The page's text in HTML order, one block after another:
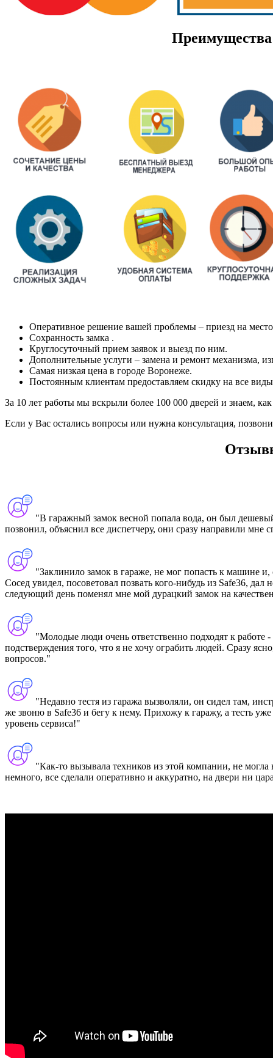
Преимущества
Оперативное решение вашей проблемы – приезд на
Сохранность замка .
Круглосуточный прием заявок и выезд по ним.
Дополнительные услуги – замена и ремонт механизма,
Самая низкая цена в городе Воронеже.
Постоянным клиентам предоставляем скидку на все виды
За 10 лет работы мы вскрыли более 100 000 дверей и знаем,
Если у Вас остались вопросы или нужна консультация,
"В гаражный замок весной попала вода, он был
позвонил, объяснил все диспетчеру, они сразу направили мне
"Заклинило замок в гараже, не мог попасть к машине и,
Сосед увидел, посоветовал позвать кого-нибудь из Safe36,
следующий день поменял мне мой дурацкий замок на
"Молодые люди очень ответственно подходят к работе
подстверждения того, что я не хочу ограбить людей. Сразу
вопросов."
"Недавно тестя из гаража вызволяли, он сидел там,
же звоню в Safe36 и бегу к нему. Прихожу к гаражу, а тесть
уровень сервиса!"
"Как-то вызывала техников из этой компании, не
немного, все сделали оперативно и аккуратно, на двери ни